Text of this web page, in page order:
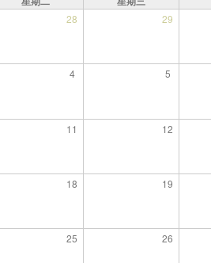
28 29
4 5
11 12
18 19
25 26